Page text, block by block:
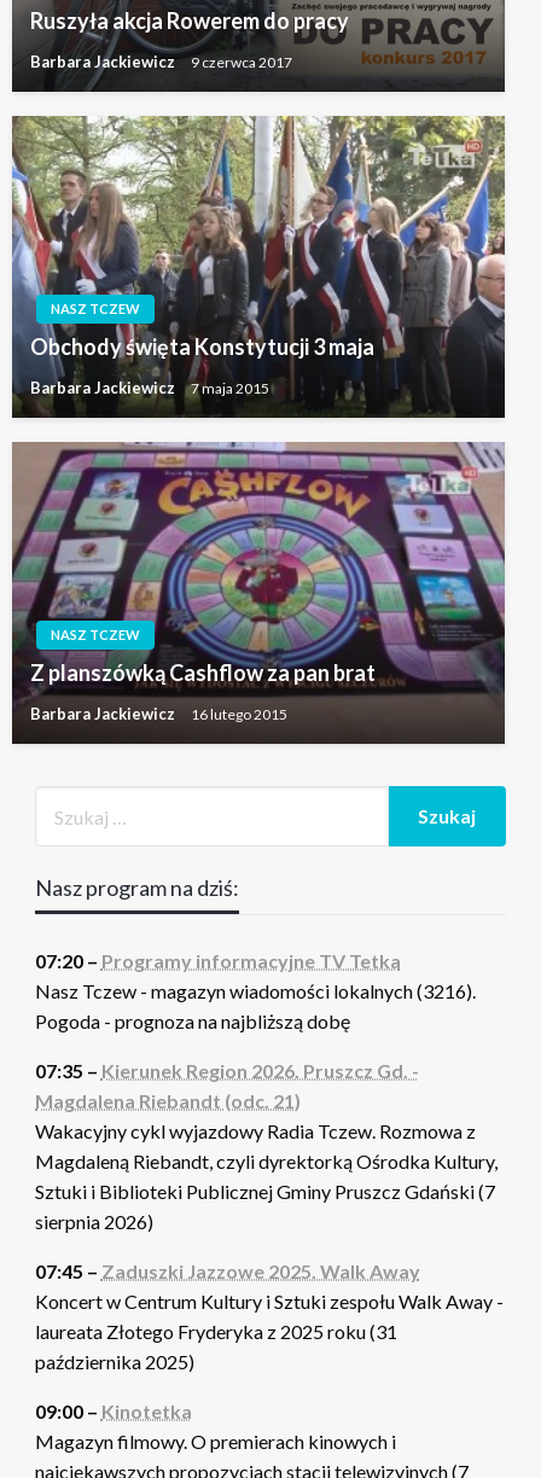
Ruszyła akcja Rowerem do pracy
Barbara Jackiewicz 9 czerwca 2017
NASZ TCZEW
Obchody święta Konstytucji 3 maja
Barbara Jackiewicz 7 maja 2015
NASZ TCZEW
Z planszówką Cashflow za pan brat
Barbara Jackiewicz 16 lutego 2015
Nasz program na dziś:
07:20 – Programy informacyjne TV Tetka
Nasz Tczew - magazyn wiadomości lokalnych (3216).
Pogoda - prognoza na najbliższą dobę
07:35 – Kierunek Region 2026. Pruszcz Gd. -
Magdalena Riebandt (odc. 21)
Wakacyjny cykl wyjazdowy Radia Tczew. Rozmowa z
Magdaleną Riebandt, czyli dyrektorką Ośrodka Kultury,
Sztuki i Biblioteki Publicznej Gminy Pruszcz Gdański (7
sierpnia 2026)
07:45 – Zaduszki Jazzowe 2025. Walk Away
Koncert w Centrum Kultury i Sztuki zespołu Walk Away -
laureata Złotego Fryderyka z 2025 roku (31
października 2025)
09:00 – Kinotetka
Magazyn filmowy. O premierach kinowych i
najciekawszych propozycjach stacji telewizyjnych (7